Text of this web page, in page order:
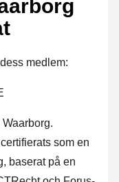
medlem:
som en
baserat på en